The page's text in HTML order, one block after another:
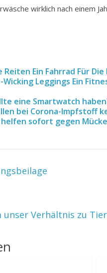
wirklich nach einem
Ein Fahrrad Für Die
Leggings Ein
eine Smartwatch
bei Corona-Impfstoff
sofort gegen
unser Verhältnis zu